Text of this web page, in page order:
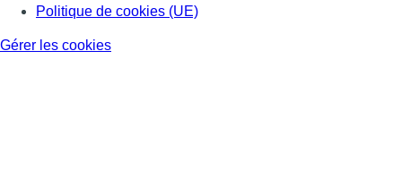
Politique de cookies (UE)
Gérer les cookies